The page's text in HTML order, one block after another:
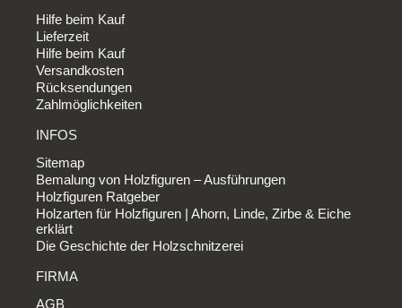
Hilfe beim Kauf
Lieferzeit
Hilfe beim Kauf
Versandkosten
Rücksendungen
Zahlmöglichkeiten
INFOS
Sitemap
Bemalung von Holzfiguren – Ausführungen
Holzfiguren Ratgeber
Holzarten für Holzfiguren | Ahorn, Linde, Zirbe & Eiche
erklärt
Die Geschichte der Holzschnitzerei
FIRMA
AGB